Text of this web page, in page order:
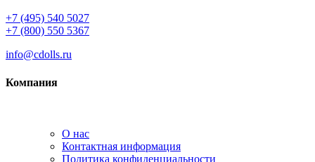
+7 (495) 540 5027
+7 (800) 550 5367
info@cdolls.ru
Компания
О нас
Контактная информация
Политика конфиденциальности